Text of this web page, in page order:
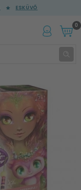
ESKÜVŐ
0